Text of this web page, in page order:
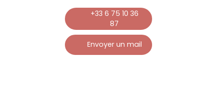
+33 6 75 10 36
87
Envoyer un mail